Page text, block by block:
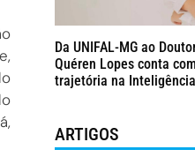
Da UNIFAL-MG ao
Quéren Lopes conta
trajetória na
ARTIGOS